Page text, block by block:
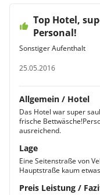
Top Hotel,
Personal!
Sonstiger Aufenthalt
25.05.2016
Allgemein / Hotel
Das Hotel war super
frische
ausreichend.
Lage
Eine Seitenstraße von
Hauptstraße kaum
Preis Leistung /